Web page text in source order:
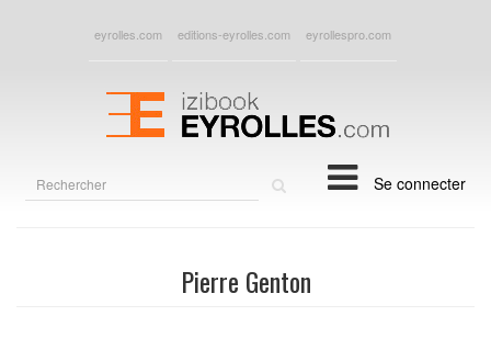
eyrolles.com editions-eyrolles.com eyrollespro.com
Se connecter
Pierre Genton